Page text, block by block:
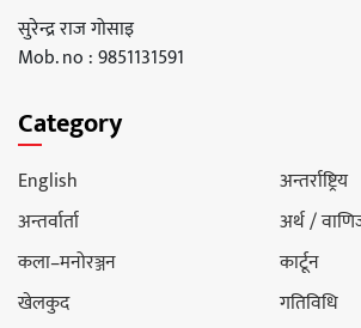
सुरेन्द्र राज गोसाइ
Mob. no : 9851131591
Category
English
अन्तर्राष्ट्रिय
अन्तर्वार्ता
अर्थ /
कला–मनोरञ्जन
कार्टून
खेलकुद
गतिविधि